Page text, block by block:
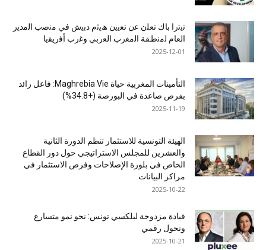
ﺗﯾﺗرا ﺑﺎك ﺗﻌﻠن ﻋن ﺗﻌﯾﯾن ھﯾﺛم دﺑﯾش ﻓﻲ ﻣﻧﺻب اﻟﻣدﯾر
اﻟﻌﺎم ﻟﻣﻧطﻘﺔ اﻟﻣﻐرب اﻟﻌرﺑﻲ وﻏرب أﻓرﯾﻘﯾﺎ
2025-12-01
التأمينات المغربية حياة Maghrebia Vie: فاعل رائد
بفرص صاعدة في البورصة (+34.8%)
2025-11-19
الهيئة التونسية للاستثمار تنظم الدورة الثانية
والعشرين للمجلس الاستراتيجي حول دور القطاع
الخاص في بلورة الإصلاحات وفرص الاستثمار في
مراكز البيانات
2025-10-22
قيادة مزدوجة لبلكسي تونس: نحو نمو متسارع
وتحول رقمي
2025-10-21